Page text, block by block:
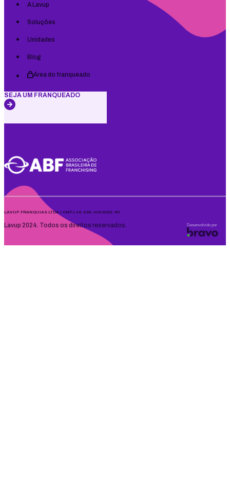
A Lavup
Soluções
Unidades
Blog
Área do franqueado
SEJA UM FRANQUEADO
LAVUP FRANQUIAS LTDA | CNPJ 49.686.402/0001-80
Lavup 2024. Todos os direitos reservados. Desenvolvido por